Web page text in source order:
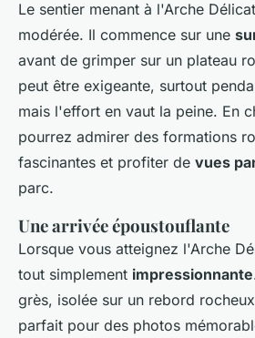
Le sentier menant à l'Arche
modérée. Il commence sur une
avant de grimper sur un plateau
peut être exigeante, surtout
mais l'effort en vaut la peine. En
pourrez admirer des formations
fascinantes et profiter de vues
parc.
Une arrivée époustouflante
Lorsque vous atteignez l'Arche
tout simplement impressionnante
grès, isolée sur un rebord
parfait pour des photos